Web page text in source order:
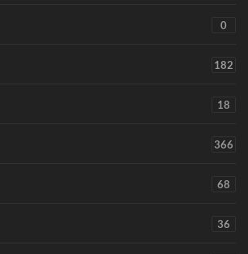
0
182
18
366
68
36